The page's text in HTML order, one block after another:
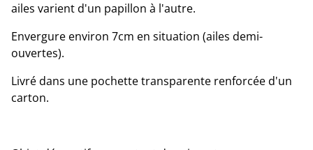
ailes varient d'un papillon à l'autre.
Envergure environ 7cm en situation (ailes demi-
ouvertes).
Livré dans une pochette transparente renforcée d'un
carton.